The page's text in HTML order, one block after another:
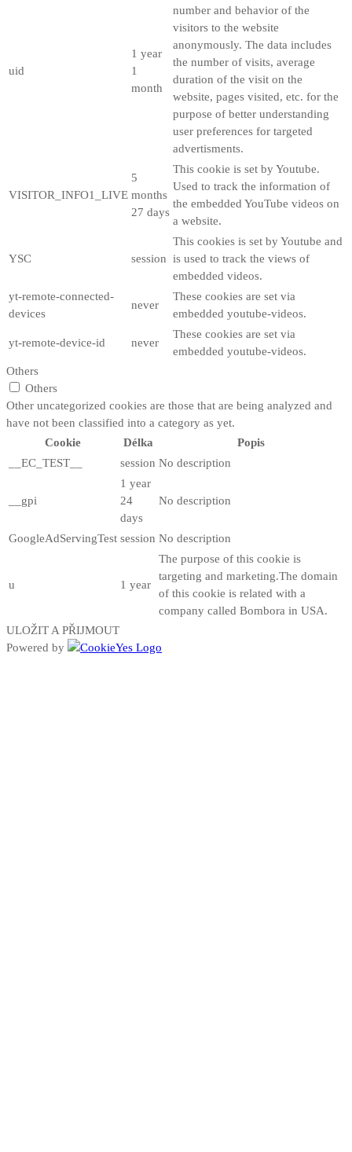
uid
1 year
1
month
number and behavior of the
visitors to the website
anonymously. The data includes
the number of visits, average
duration of the visit on the
website, pages visited, etc. for the
purpose of better understanding
user preferences for targeted
advertisments.
VISITOR_INFO1_LIVE
5
months
27 days
This cookie is set by Youtube.
Used to track the information of
the embedded YouTube videos on
a website.
YSC session
This cookies is set by Youtube and
is used to track the views of
embedded videos.
yt-remote-connected-
devices
never
These cookies are set via
embedded youtube-videos.
yt-remote-device-id never
These cookies are set via
embedded youtube-videos.
Others
Others
Other uncategorized cookies are those that are being analyzed and
have not been classified into a category as yet.
Cookie
Délka
Popis
__EC_TEST__
session No description
__gpi
1 year
24
days
No description
GoogleAdServingTest session No description
u 1 year
The purpose of this cookie is
targeting and marketing.The domain
of this cookie is related with a
company called Bombora in USA.
ULOŽIT A PŘIJMOUT
Powered by